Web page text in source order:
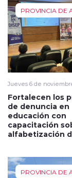
PROVINCIA DE
Jueves 6 de
Fortalecen los
de denuncia en
educación con
capacitación
alfabetización
PROVINCIA DE